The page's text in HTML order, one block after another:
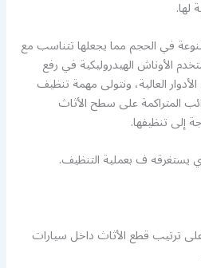
لها.
في الحجم مما يجعلها تتناسب مع
الأوناش الهيدروليكية في رفع
العالية، ونتولى مهمة تنظيف
المتراكمة على سطح الأثاث
إلى تنظيفها.
يستغرقه ف بعملية التنظيف.
ترتيب قطع الأثاث داخل سيارات